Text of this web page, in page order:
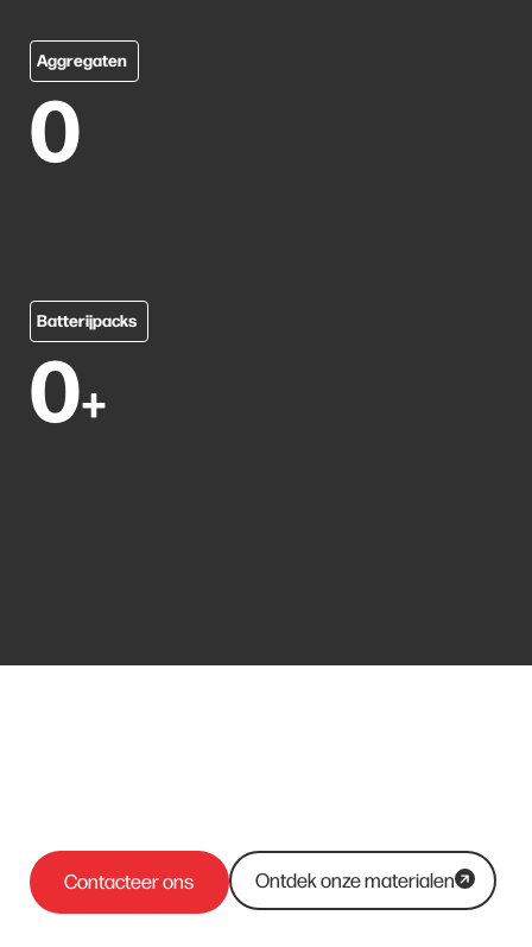
Aggregaten
0
Batterijpacks
0+
Contacteer ons Ontdek onze materialen